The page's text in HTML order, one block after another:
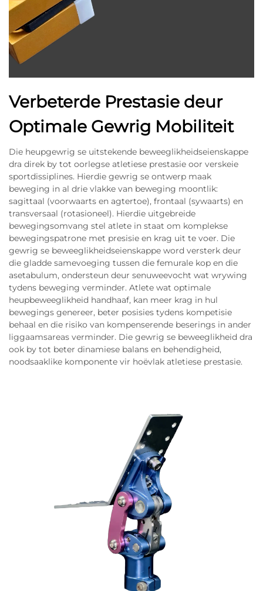
Verbeterde Prestasie deur
Optimale Gewrig Mobiliteit
Die heupgewrig se uitstekende beweeglikheidseienskappe
dra direk by tot oorlegse atletiese prestasie oor verskeie
sportdissiplines. Hierdie gewrig se ontwerp maak
beweging in al drie vlakke van beweging moontlik:
sagittaal (voorwaarts en agtertoe), frontaal (sywaarts) en
transversaal (rotasioneel). Hierdie uitgebreide
bewegingsomvang stel atlete in staat om komplekse
bewegingspatrone met presisie en krag uit te voer. Die
gewrig se beweeglikheidseienskappe word versterk deur
die gladde samevoeging tussen die femurale kop en die
asetabulum, ondersteun deur senuweevocht wat wrywing
tydens beweging verminder. Atlete wat optimale
heupbeweeglikheid handhaaf, kan meer krag in hul
bewegings genereer, beter posisies tydens kompetisie
behaal en die risiko van kompenserende beserings in ander
liggaamsareas verminder. Die gewrig se beweeglikheid dra
ook by tot beter dinamiese balans en behendigheid,
noodsaaklike komponente vir hoëvlak atletiese prestasie.